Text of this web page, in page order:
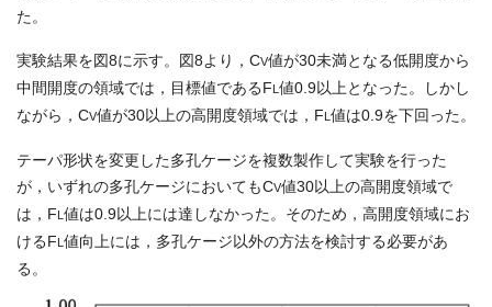
た。
実験結果を図8に示す。図8より，CV値が30未満となる低開度から
中間開度の領域では，目標値であるFL 値0.9以上となった。しかし
ながら，CV値が30以上の高開度領域では，FL 値は0.9を下回った。
テーパ形状を変更した多孔ケージを複数製作して実験を行った
が，いずれの多孔ケージにおいてもCV値30以上の高開度領域で
は，FL 値は0.9以上には達しなかった。そのため，高開度領域にお
けるFL 値向上には，多孔ケージ以外の方法を検討する必要があ
る。